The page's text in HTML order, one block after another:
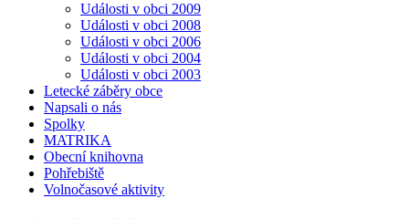
Události v obci 2009
Události v obci 2008
Události v obci 2006
Události v obci 2004
Události v obci 2003
Letecké záběry obce
Napsali o nás
Spolky
MATRIKA
Obecní knihovna
Pohřebiště
Volnočasové aktivity